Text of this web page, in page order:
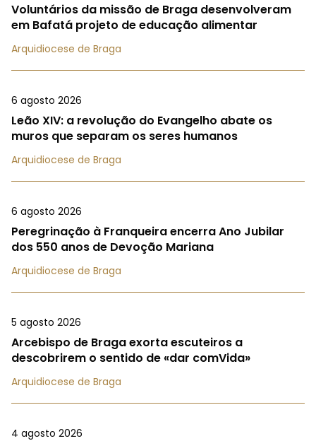
Voluntários da missão de Braga desenvolveram
em Bafatá projeto de educação alimentar
Arquidiocese de Braga
6 agosto 2026
Leão XIV: a revolução do Evangelho abate os
muros que separam os seres humanos
Arquidiocese de Braga
6 agosto 2026
Peregrinação à Franqueira encerra Ano Jubilar
dos 550 anos de Devoção Mariana
Arquidiocese de Braga
5 agosto 2026
Arcebispo de Braga exorta escuteiros a
descobrirem o sentido de «dar comVida»
Arquidiocese de Braga
4 agosto 2026